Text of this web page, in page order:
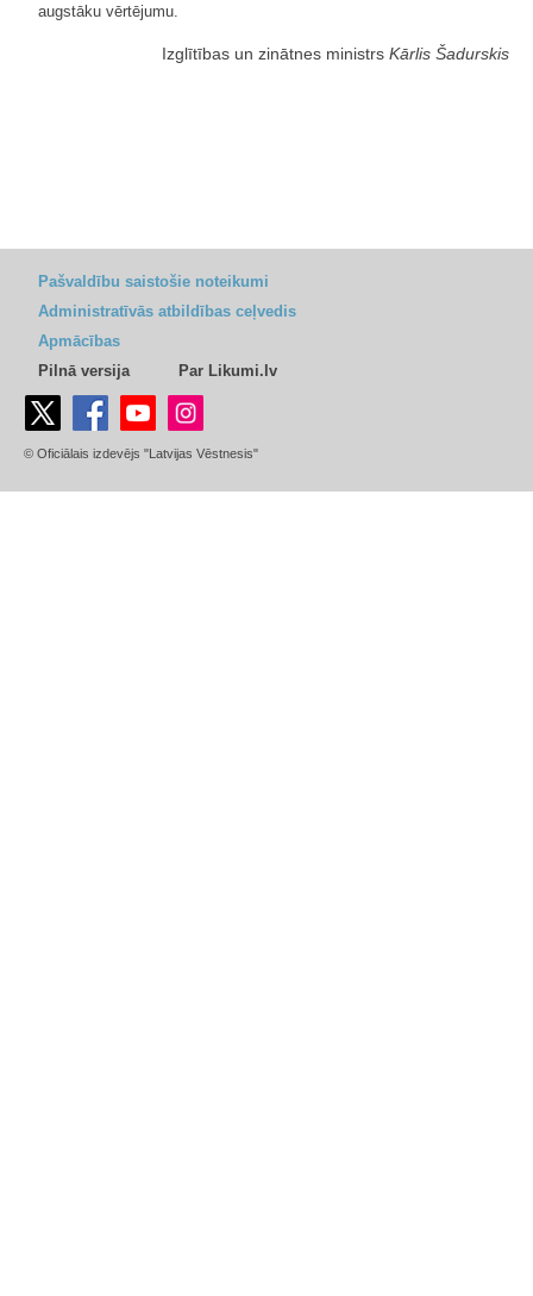
augstāku vērtējumu.
Izglītības un zinātnes ministrs Kārlis Šadurskis
Pašvaldību saistošie noteikumi
Administratīvās atbildības ceļvedis
Apmācības
Pilnā versija
Par Likumi.lv
© Oficiālais izdevējs "Latvijas Vēstnesis"